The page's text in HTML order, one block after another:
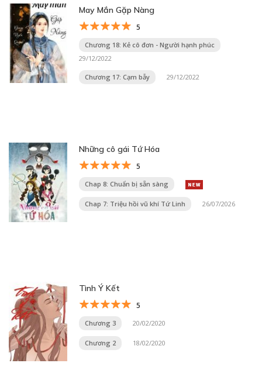
May Mắn Gặp Nàng
5
Chương 18: Kẻ cô đơn - Người hạnh phúc
29/12/2022
Chương 17: Cạm bẫy 29/12/2022
Những cô gái Tứ Hóa
5
Chap 8: Chuẩn bị sẵn sàng
Chap 7: Triệu hồi vũ khí Tứ Linh 26/07/2026
Tình Ý Kết
5
Chương 3 20/02/2020
Chương 2 18/02/2020